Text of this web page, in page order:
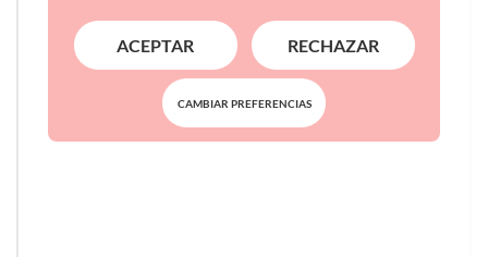
ACEPTAR RECHAZAR
CAMBIAR PREFERENCIAS